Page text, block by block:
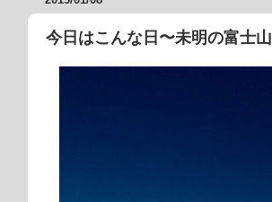
今日はこんな日〜未明の富士山